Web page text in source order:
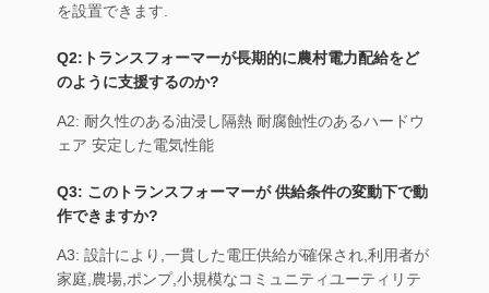
を設置できます.
Q2:トランスフォーマーが長期的に農村電力配給をど
のように支援するのか?
A2: 耐久性のある油浸し隔熱 耐腐蝕性のあるハードウ
ェア 安定した電気性能
Q3: このトランスフォーマーが 供給条件の変動下で動
作できますか?
A3: 設計により,一貫した電圧供給が確保され,利用者が
家庭,農場,ポンプ,小規模なコミュニティユーティリテ